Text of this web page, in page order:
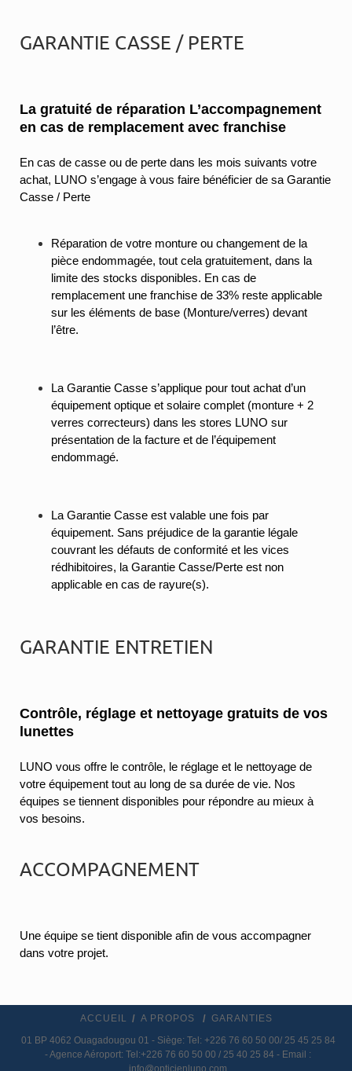
GARANTIE CASSE / PERTE
La gratuité de réparation L’accompagnement
en cas de remplacement avec franchise
En cas de casse ou de perte dans les mois suivants votre
achat, LUNO s’engage à vous faire bénéficier de sa Garantie
Casse / Perte
Réparation de votre monture ou changement de la
pièce endommagée, tout cela gratuitement, dans la
limite des stocks disponibles. En cas de
remplacement une franchise de 33% reste applicable
sur les éléments de base (Monture/verres) devant
l’être.
La Garantie Casse s’applique pour tout achat d’un
équipement optique et solaire complet (monture + 2
verres correcteurs) dans les stores LUNO sur
présentation de la facture et de l’équipement
endommagé.
La Garantie Casse est valable une fois par
équipement. Sans préjudice de la garantie légale
couvrant les défauts de conformité et les vices
rédhibitoires, la Garantie Casse/Perte est non
applicable en cas de rayure(s).
GARANTIE ENTRETIEN
Contrôle, réglage et nettoyage gratuits de vos
lunettes
LUNO vous offre le contrôle, le réglage et le nettoyage de
votre équipement tout au long de sa durée de vie. Nos
équipes se tiennent disponibles pour répondre au mieux à
vos besoins.
ACCOMPAGNEMENT
Une équipe se tient disponible afin de vous accompagner
dans votre projet.
ACCUEIL A PROPOS
GARANTIES
01 BP 4062 Ouagadougou 01 - Siège: Tel: +226 76 60 50 00/ 25 45 25 84
- Agence Aéroport: Tel:+226 76 60 50 00 / 25 40 25 84 - Email :
info@opticienluno.com